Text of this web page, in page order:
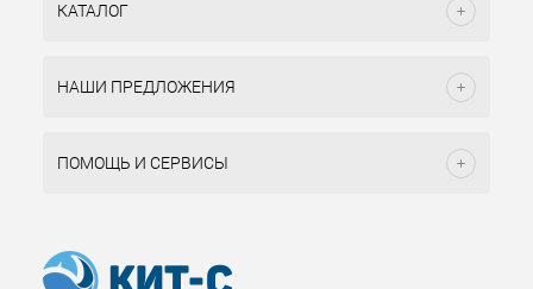
КАТАЛОГ
НАШИ ПРЕДЛОЖЕНИЯ
ПОМОЩЬ И СЕРВИСЫ